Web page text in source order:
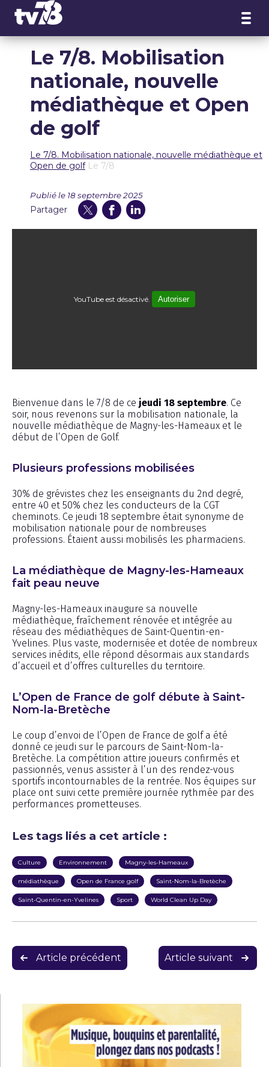
Le 7/8. Mobilisation
nationale, nouvelle
médiathèque et Open
de golf
Le 7/8. Mobilisation nationale, nouvelle médiathèque et
Open de golf Le 7/8
Publié le 18 septembre 2025
Partager
YouTube est désactivé. Autoriser
Bienvenue dans le 7/8 de ce jeudi 18 septembre. Ce
soir, nous revenons sur la mobilisation nationale, la
nouvelle médiathèque de Magny-les-Hameaux et le
début de l’Open de Golf.
Plusieurs professions mobilisées
30% de grévistes chez les enseignants du 2nd degré,
entre 40 et 50% chez les conducteurs de la CGT
cheminots. Ce jeudi 18 septembre était synonyme de
mobilisation nationale pour de nombreuses
professions. Étaient aussi mobilisés les pharmaciens.
La médiathèque de Magny-les-Hameaux
fait peau neuve
Magny-les-Hameaux inaugure sa nouvelle
médiathèque, fraîchement rénovée et intégrée au
réseau des médiathèques de Saint-Quentin-en-
Yvelines. Plus vaste, modernisée et dotée de nombreux
services inédits, elle répond désormais aux standards
d’accueil et d’offres culturelles du territoire.
L’Open de France de golf débute à Saint-
Nom-la-Bretèche
Le coup d’envoi de l’Open de France de golf a été
donné ce jeudi sur le parcours de Saint-Nom-la-
Bretèche. La compétition attire joueurs confirmés et
passionnés, venus assister à l’un des rendez-vous
sportifs incontournables de la rentrée. Nos équipes sur
place ont suivi cette première journée rythmée par des
performances prometteuses.
Les tags liés a cet article :
Culture Environnement Magny-les-Hameaux
médiathèque Open de France golf Saint-Nom-la-Bretèche
Saint-Quentin-en-Yvelines Sport World Clean Up Day
Navigation
de
Article précédent Article suivant
Panneau de gestion des cookies